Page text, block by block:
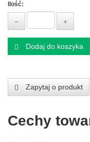
Ilość:
Dodaj do koszyka
Zapytaj o produkt
Cechy